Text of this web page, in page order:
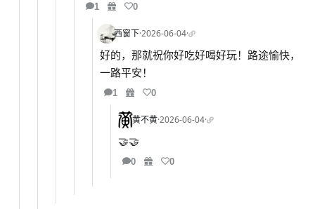
1 0
西窗下·2026-06-04·
好的，那就祝你好吃好喝好玩！路途愉快，
一路平安！
1 0
黄不黄·2026-06-04·
🤝🤝
0 0